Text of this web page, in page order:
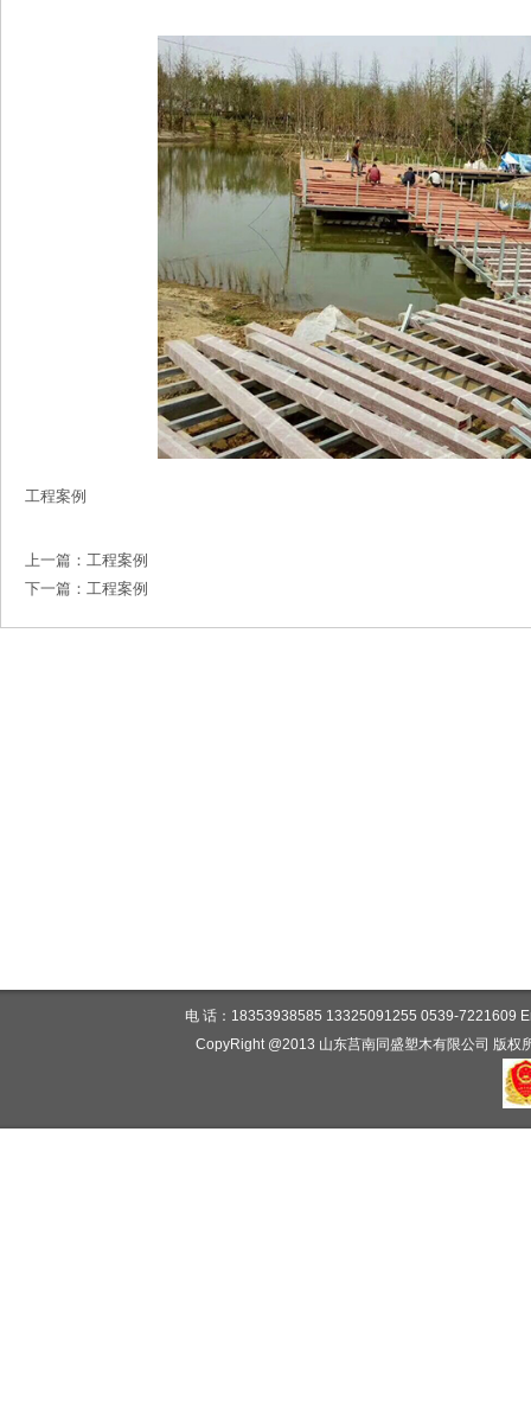
工程案例
上一篇： 工程案例
下一篇： 工程案例
电 话：18353938585 13325091255 0539-7221609
CopyRight @2013 山东莒南同盛塑木有限公司 版